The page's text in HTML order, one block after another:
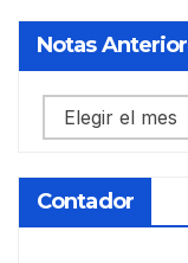
Notas
Notas
anteriores
Contador